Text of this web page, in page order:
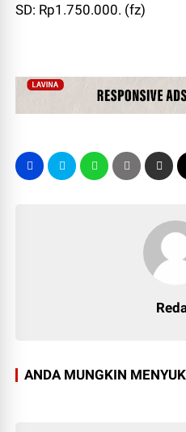
SD: Rp1.750.000. (fz)
ANDA MUNGKIN